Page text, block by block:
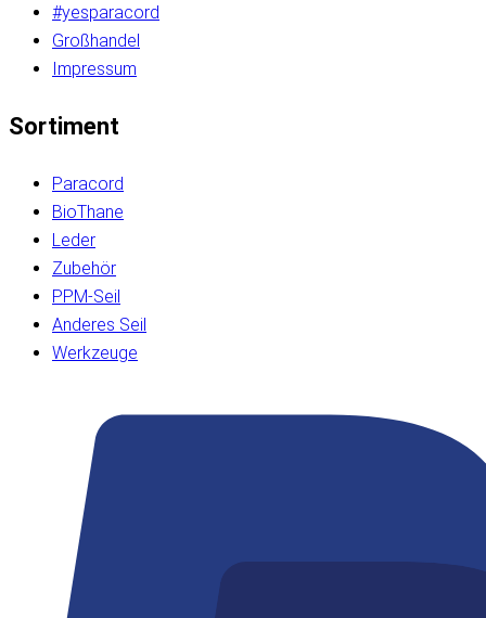
#yesparacord
Großhandel
Impressum
Sortiment
Paracord
BioThane
Leder
Zubehör
PPM-Seil
Anderes Seil
Werkzeuge